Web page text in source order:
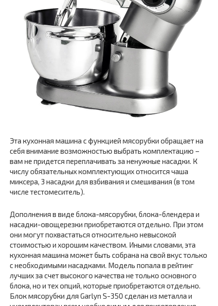
Эта кухонная машина с функцией мясорубки обращает на
себя внимание возможностью выбрать комплектацию –
вам не придется переплачивать за ненужные насадки. К
числу обязательных комплектующих относится чаша
миксера, 3 насадки для взбивания и смешивания (в том
числе тестомеситель).
Дополнения в виде блока-мясорубки, блока-блендера и
насадки-овощерезки приобретаются отдельно. При этом
они могут похвастаться относительно невысокой
стоимостью и хорошим качеством. Иными словами, эта
кухонная машина может быть собрана на свой вкус только
с необходимыми насадками. Модель попала в рейтинг
лучших за счет высокого качества не только основного
блока, но и тех опций, которые приобретаются отдельно.
Блок мясорубки для Garlyn S-350 сделан из металла и